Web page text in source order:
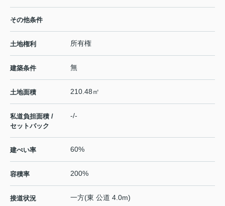
その他条件
土地権利 所有権
建築条件 無
土地面積 210.48㎡
私道負担面積 /
セットバック
-/-
建ぺい率 60%
容積率 200%
接道状況 一方(東 公道 4.0m)